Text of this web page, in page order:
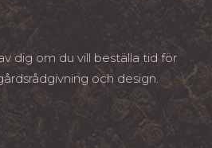
dig om du vill beställa tid för
och design.